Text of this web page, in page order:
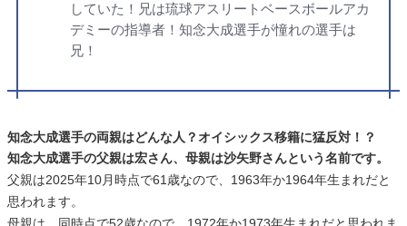
していた！兄は琉球アスリートベースボールアカ
デミーの指導者！知念大成選手が憧れの選手は
兄！
知念大成選手の両親はどんな人？オイシックス移籍に猛反対！？
知念大成選手の父親は宏さん、母親は沙矢野さんという名前です。
父親は2025年10月時点で61歳なので、1963年か1964年生まれだと
思われます。